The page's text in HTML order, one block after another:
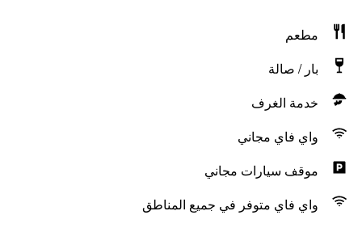
مطعم
بار / صالة
خدمة الغرف
واي فاي مجاني
موقف سيارات مجاني
واي فاي متوفر في جميع المناطق